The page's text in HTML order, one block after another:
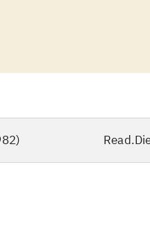
hendes
bliver han også